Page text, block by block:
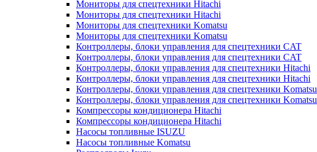
Мониторы для спецтехники Hitachi
Мониторы для спецтехники Hitachi
Мониторы для спецтехники Komatsu
Мониторы для спецтехники Komatsu
Контроллеры, блоки управления для спецтехники CAT
Контроллеры, блоки управления для спецтехники CAT
Контроллеры, блоки управления для спецтехники Hitachi
Контроллеры, блоки управления для спецтехники Hitachi
Контроллеры, блоки управления для спецтехники Komatsu
Контроллеры, блоки управления для спецтехники Komatsu
Компрессоры кондиционера Hitachi
Компрессоры кондиционера Hitachi
Насосы топливные ISUZU
Насосы топливные Komatsu